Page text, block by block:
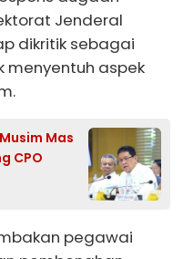
Jenderal
dikritik sebagai
menyentuh aspek
Mas
CPO
pegawai